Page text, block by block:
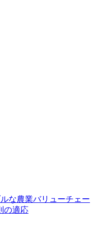
な農業バリューチェー
の適応